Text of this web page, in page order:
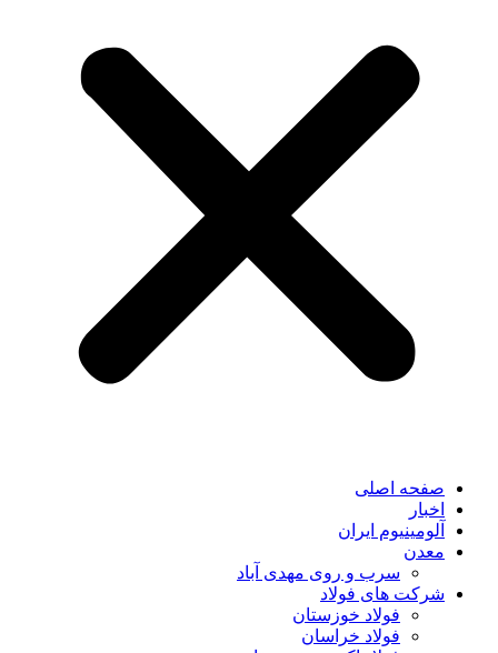
صفحه اصلی
اخبار
آلومینیوم ایران
معدن
سرب و روی مهدی آباد
شرکت های فولاد
فولاد خوزستان
فولاد خراسان